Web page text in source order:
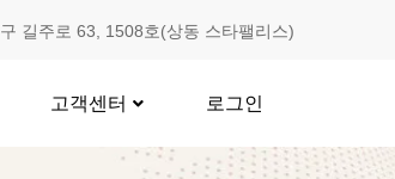
길주로 63, 1508호(상동 스타팰리스)
고객센터 로그인